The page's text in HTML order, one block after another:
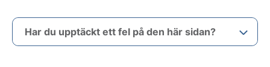
Har du upptäckt ett fel på den här sidan?